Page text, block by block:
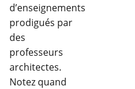
d’enseignements
prodigués par
des
professeurs
architectes.
Notez quand